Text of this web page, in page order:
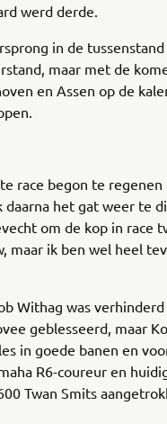
werd derde.
in de
maar met de
en Assen op de
race begon te
het gat weer te
om de kop in race
maar ik ben wel heel
Withag was verhinderd
geblesseerd, maar
in goede banen en
R6-coureur en
Twan Smits